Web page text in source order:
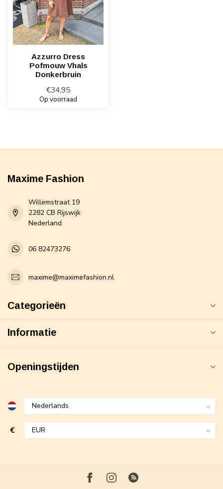
Azzurro Dress
Pofmouw Vhals
Donkerbruin
€34,95
Op voorraad
Maxime Fashion
Willemstraat 19
2282 CB Rijswijk
Nederland
06 82473276
maxime@maximefashion.nl
Categorieën
Informatie
Openingstijden
€